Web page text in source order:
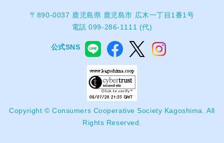
〒890-0037 鹿児島県 鹿児島市 広木一丁目1番1号
電話 099-286-1111 (代)
公式SNS
Copyright © Consumers Cooperative Society Kagoshima. All
Rights Reserved.